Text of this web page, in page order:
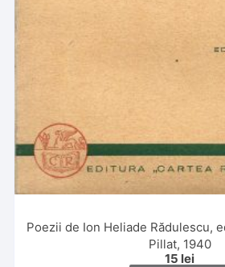
Poezii de Ion Heliade Rădulescu,
Pillat, 1940
15 lei